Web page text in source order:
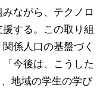
ながら、テクノロ
する。この取り組
係人口の基盤づく
今後は、こうした
地域の学生の学び